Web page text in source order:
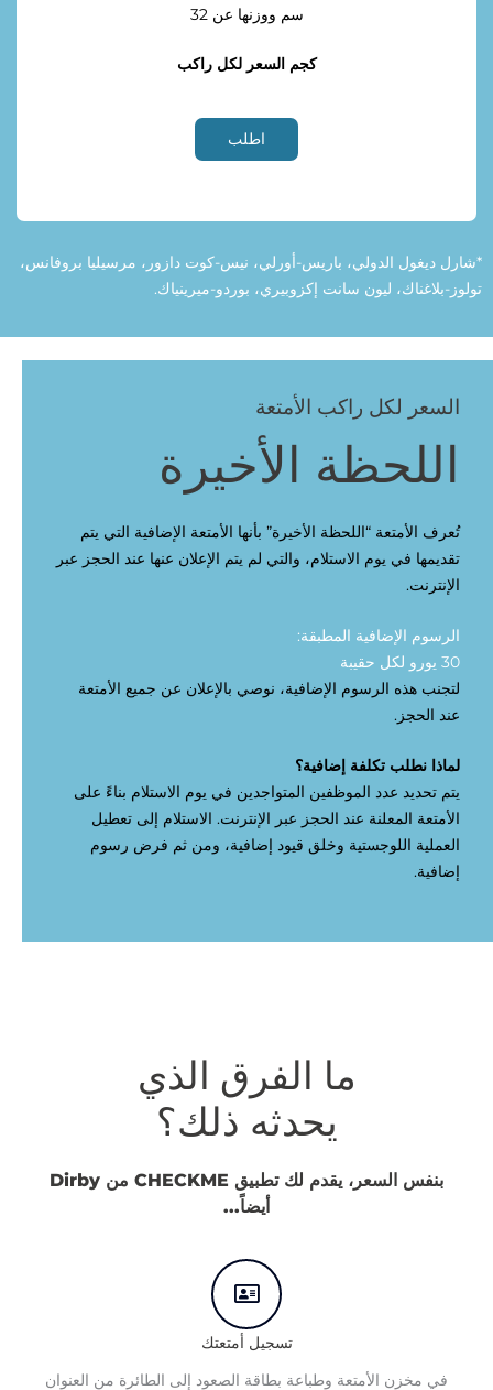
ﺳﻢ ﻭﻭﺯﻧﻬﺎ ﻋﻦ 32
ﻛﺠﻢ ﺍﻟﺴﻌﺮ ﻟﻜﻞ ﺭﺍﻛﺐ
ﺍﻃﻠﺐ
*ﺷﺎﺭﻝ ﺩﻳﻐﻮﻝ ﺍﻟﺪﻭﻟﻲ، ﺑﺎﺭﻳﺲ-ﺃﻭﺭﻟﻲ، ﻧﻴﺲ-ﻛﻮﺕ ﺩﺍﺯﻭﺭ، ﻣﺮﺳﻴﻠﻴﺎ ﺑﺮﻭﻓﺎﻧﺲ،
ﺗﻮﻟﻮﺯ-ﺑﻼﻏﻨﺎﻙ، ﻟﻴﻮﻥ ﺳﺎﻧﺖ ﺇﻛﺰﻭﺑﻴﺮﻱ، ﺑﻮﺭﺩﻭ-ﻣﻴﺮﻳﻨﻴﺎﻙ.
ﺍﻟﺴﻌﺮ ﻟﻜﻞ ﺭﺍﻛﺐ ﺍﻷﻣﺘﻌﺔ
ﺍﻟﻠﺤﻈﺔ ﺍﻷﺧﻴﺮﺓ
ﺗُﻌﺮﻑ ﺍﻷﻣﺘﻌﺔ “ﺍﻟﻠﺤﻈﺔ ﺍﻷﺧﻴﺮﺓ” ﺑﺄﻧﻬﺎ ﺍﻷﻣﺘﻌﺔ ﺍﻹﺿﺎﻓﻴﺔ ﺍﻟﺘﻲ ﻳﺘﻢ
ﺗﻘﺪﻳﻤﻬﺎ ﻓﻲ ﻳﻮﻡ ﺍﻻﺳﺘﻼﻡ، ﻭﺍﻟﺘﻲ ﻟﻢ ﻳﺘﻢ ﺍﻹﻋﻼﻥ ﻋﻨﻬﺎ ﻋﻨﺪ ﺍﻟﺤﺠﺰ ﻋﺒﺮ
ﺍﻹﻧﺘﺮﻧﺖ.
ﺍﻟﺮﺳﻮﻡ ﺍﻹﺿﺎﻓﻴﺔ ﺍﻟﻤﻄﺒﻘﺔ:
30 ﻳﻮﺭﻭ ﻟﻜﻞ ﺣﻘﻴﺒﺔ
ﻟﺘﺠﻨﺐ ﻫﺬﻩ ﺍﻟﺮﺳﻮﻡ ﺍﻹﺿﺎﻓﻴﺔ، ﻧﻮﺻﻲ ﺑﺎﻹﻋﻼﻥ ﻋﻦ ﺟﻤﻴﻊ ﺍﻷﻣﺘﻌﺔ
ﻋﻨﺪ ﺍﻟﺤﺠﺰ.
ﻟﻤﺎﺫﺍ ﻧﻄﻠﺐ ﺗﻜﻠﻔﺔ ﺇﺿﺎﻓﻴﺔ؟
ﻳﺘﻢ ﺗﺤﺪﻳﺪ ﻋﺪﺩ ﺍﻟﻤﻮﻇﻔﻴﻦ ﺍﻟﻤﺘﻮﺍﺟﺪﻳﻦ ﻓﻲ ﻳﻮﻡ ﺍﻻﺳﺘﻼﻡ ﺑﻨﺎﺀً ﻋﻠﻰ
ﺍﻷﻣﺘﻌﺔ ﺍﻟﻤﻌﻠﻨﺔ ﻋﻨﺪ ﺍﻟﺤﺠﺰ ﻋﺒﺮ ﺍﻹﻧﺘﺮﻧﺖ. ﺍﻻﺳﺘﻼﻡ ﺇﻟﻰ ﺗﻌﻄﻴﻞ
ﺍﻟﻌﻤﻠﻴﺔ ﺍﻟﻠﻮﺟﺴﺘﻴﺔ ﻭﺧﻠﻖ ﻗﻴﻮﺩ ﺇﺿﺎﻓﻴﺔ، ﻭﻣﻦ ﺛﻢ ﻓﺮﺽ ﺭﺳﻮﻡ
ﺇﺿﺎﻓﻴﺔ.
ﻣﺎ ﺍﻟﻔﺮﻕ ﺍﻟﺬﻱ
ﻳﺤﺪﺛﻪ ﺫﻟﻚ؟
بنفس السعر، يقدم لك تطبيق CHECKME من Dirby
أيضاً...
ﺗﺴﺠﻴﻞ ﺃﻣﺘﻌﺘﻚ
ﻓﻲ ﻣﺨﺰﻥ ﺍﻷﻣﺘﻌﺔ ﻭﻃﺒﺎﻋﺔ ﺑﻄﺎﻗﺔ ﺍﻟﺼﻌﻮﺩ ﺇﻟﻰ ﺍﻟﻄﺎﺋﺮﺓ ﻣﻦ ﺍﻟﻌﻨﻮﺍﻥ